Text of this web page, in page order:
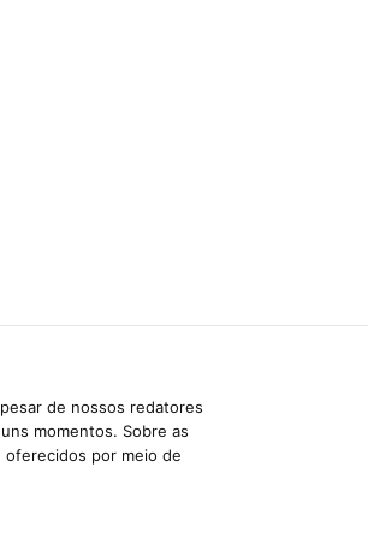
de nossos redatores
momentos. Sobre as
por meio de